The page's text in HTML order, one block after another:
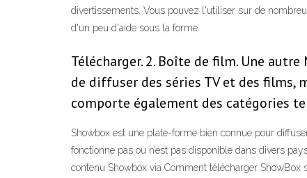
divertissements. Vous pouvez l'utiliser sur de
d'un peu d'aide sous la forme
Télécharger. 2. Boîte de film. Une
de diffuser des séries TV et des films,
comporte également des catégories
Showbox est une plate-forme bien connue pour
fonctionne pas ou n’est pas disponible dans divers
contenu Showbox via Comment télécharger